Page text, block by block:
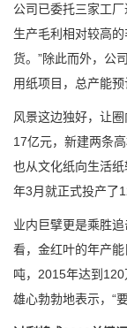
公司已委托三家工
生产毛利相对较高
货。”除此而外，公
用纸项目，总产能预
风景这边独好，让
17亿元，新建两条
也从文化纸向生活
年3月就正式投产了
业内巨擘更是乘胜
看，金红叶的年产
吨，2015年达到
雄心勃勃地表示，“